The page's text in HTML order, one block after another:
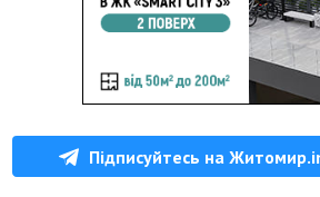
Підписуйтесь на